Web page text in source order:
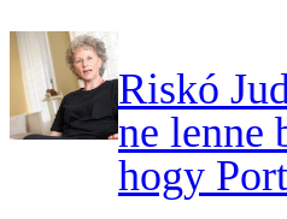
Riskó
ne lenne
hogy